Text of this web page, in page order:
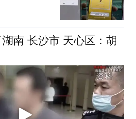
场
南 长沙市 天心区：胡